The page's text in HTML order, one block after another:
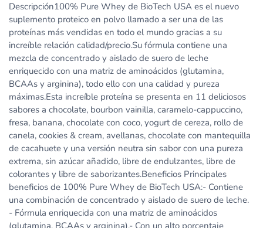
Descripción100% Pure Whey de BioTech USA es el nuevo
suplemento proteico en polvo llamado a ser una de las
proteínas más vendidas en todo el mundo gracias a su
increíble relación calidad/precio.Su fórmula contiene una
mezcla de concentrado y aislado de suero de leche
enriquecido con una matriz de aminoácidos (glutamina,
BCAAs y arginina), todo ello con una calidad y pureza
máximas.Esta increíble proteína se presenta en 11 deliciosos
sabores a chocolate, bourbon vainilla, caramelo-cappuccino,
fresa, banana, chocolate con coco, yogurt de cereza, rollo de
canela, cookies & cream, avellanas, chocolate con mantequilla
de cacahuete y una versión neutra sin sabor con una pureza
extrema, sin azúcar añadido, libre de endulzantes, libre de
colorantes y libre de saborizantes.Beneficios Principales
beneficios de 100% Pure Whey de BioTech USA:- Contiene
una combinación de concentrado y aislado de suero de leche.
- Fórmula enriquecida con una matriz de aminoácidos